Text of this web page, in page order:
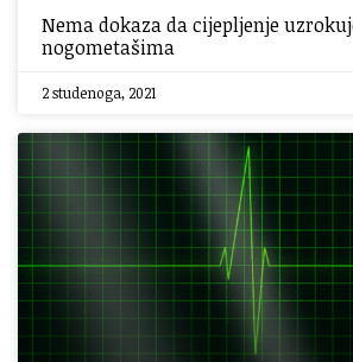
Nema dokaza da cijepljenje
nogometašima
2 studenoga, 2021